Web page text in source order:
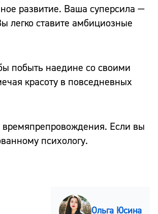
развитие. Ваша суперсила —
легко ставите амбициозные
побыть наедине со своими
красоту в повседневных
времяпрепровождения. Если вы
психологу.
Ольга Юсина